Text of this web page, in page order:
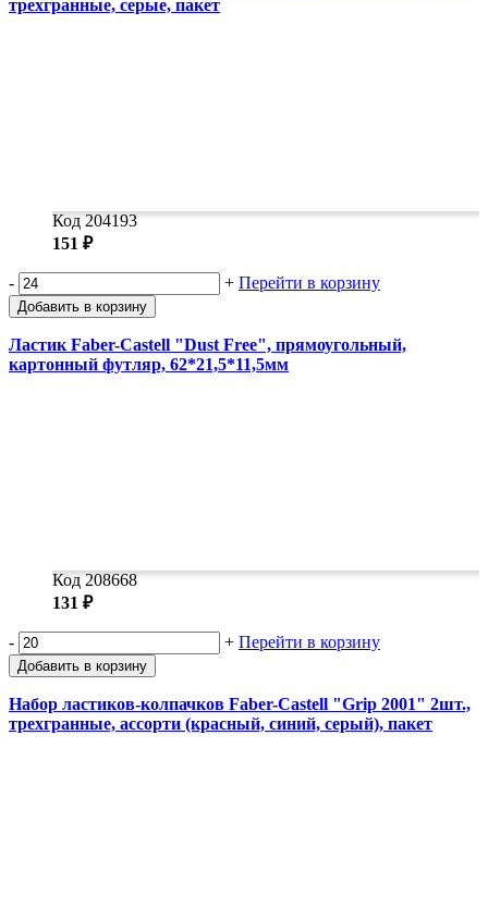
трехгранные, серые, пакет
Код 204193
151 ₽
- + Перейти в корзину
Добавить в корзину
Ластик Faber-Castell "Dust Free", прямоугольный,
картонный футляр, 62*21,5*11,5мм
Код 208668
131 ₽
- + Перейти в корзину
Добавить в корзину
Набор ластиков-колпачков Faber-Castell "Grip 2001" 2шт.,
трехгранные, ассорти (красный, синий, серый), пакет